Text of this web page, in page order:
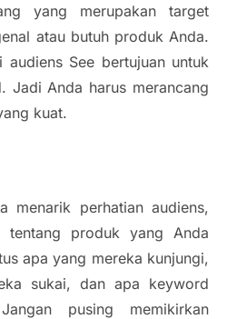
yang merupakan target
atau butuh produk Anda.
See bertujuan untuk
Jadi Anda harus merancang
kuat.
menarik perhatian audiens,
tentang produk yang Anda
apa yang mereka kunjungi,
sukai, dan apa keyword
pusing memikirkan